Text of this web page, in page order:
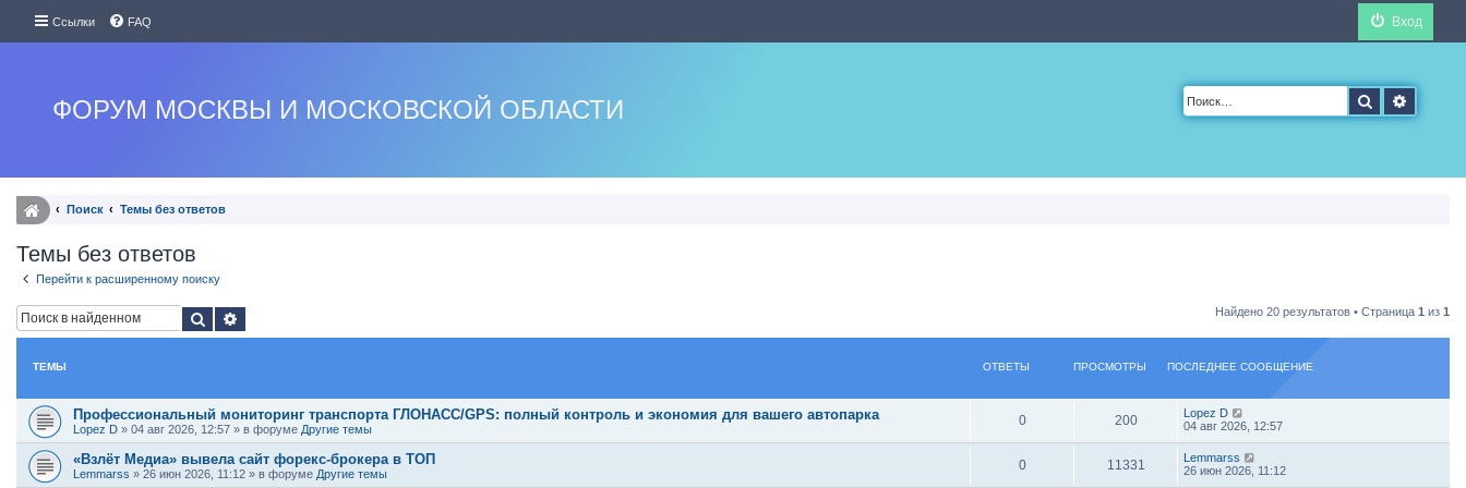
Ссылки FAQ Вход
ФОРУМ МОСКВЫ И МОСКОВСКОЙ ОБЛАСТИ Поиск
Поиск Темы без ответов
Темы без ответов
Перейти к расширенному поиску
Поиск Найдено 20 результатов • Страница 1 из 1
ТЕМЫ ОТВЕТЫ ПРОСМОТРЫ ПОСЛЕДНЕЕ СООБЩЕНИЕ
Профессиональный мониторинг транспорта ГЛОНАСС/GPS: полный контроль и экономия для вашего автопарка
Lopez D » 04 авг 2026, 12:57 » в форуме Другие темы
0 200
Lopez D
04 авг 2026, 12:57
«Взлёт Медиа» вывела сайт форекс-брокера в ТОП
Lemmarss » 26 июн 2026, 11:12 » в форуме Другие темы
0 11331
Lemmarss
26 июн 2026, 11:12